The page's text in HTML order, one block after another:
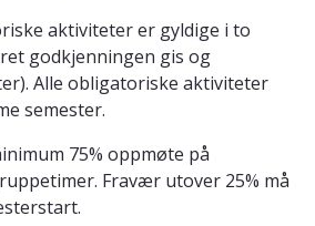
aktiviteter er gyldige i to
godkjenningen gis og
Alle obligatoriske aktiviteter
semester.
75% oppmøte på
Fravær utover 25% må